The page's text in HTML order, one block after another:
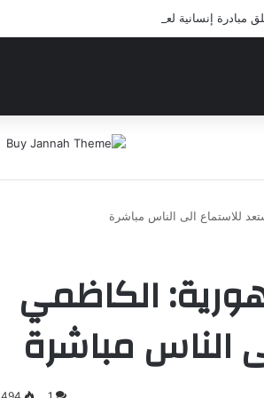
إنسانية لعلاج أيتام مدرسة كافل اليتيم
للاستماع الى الناس مباشرة
الكاظمي
الناس مباشرة